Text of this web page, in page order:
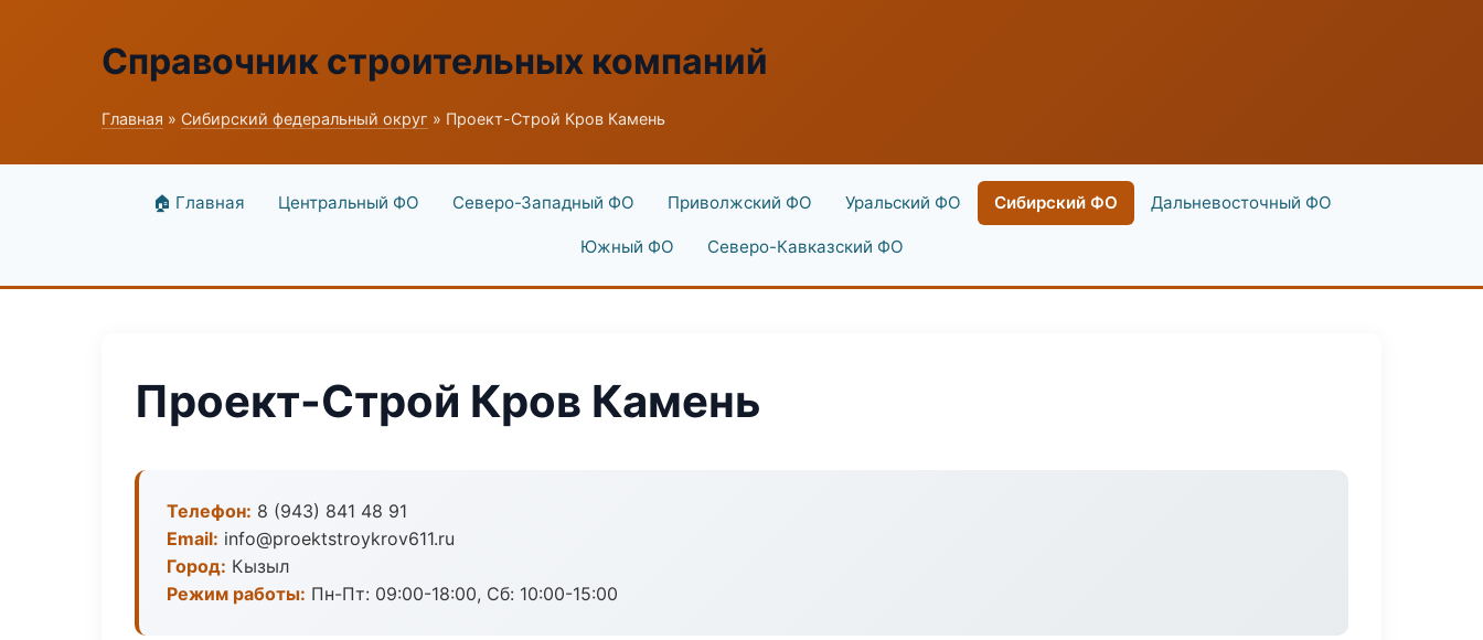
Справочник строительных компаний
Главная » Сибирский федеральный округ » Проект-Строй Кров Камень
🏠 Главная Центральный ФО Северо-Западный ФО Приволжский ФО Уральский ФО Сибирский ФО Дальневосточный ФО
Южный ФО Северо-Кавказский ФО
Проект-Строй Кров Камень
Телефон: 8 (943) 841 48 91
Email: info@proektstroykrov611.ru
Город: Кызыл
Режим работы: Пн-Пт: 09:00-18:00, Сб: 10:00-15:00